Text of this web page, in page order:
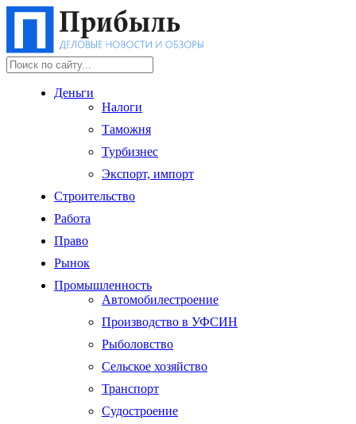
Деньги
Налоги
Таможня
Турбизнес
Экспорт, импорт
Строительство
Работа
Право
Рынок
Промышленность
Автомобилестроение
Производство в УФСИН
Рыболовство
Сельское хозяйство
Транспорт
Судостроение